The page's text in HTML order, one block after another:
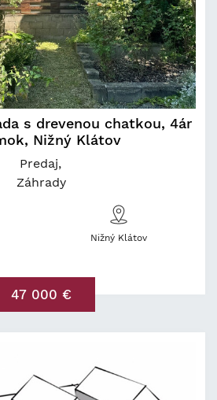
s drevenou chatkou, 4ár
Nižný Klátov
Predaj
Záhrady
Nižný Klátov
47 000 €